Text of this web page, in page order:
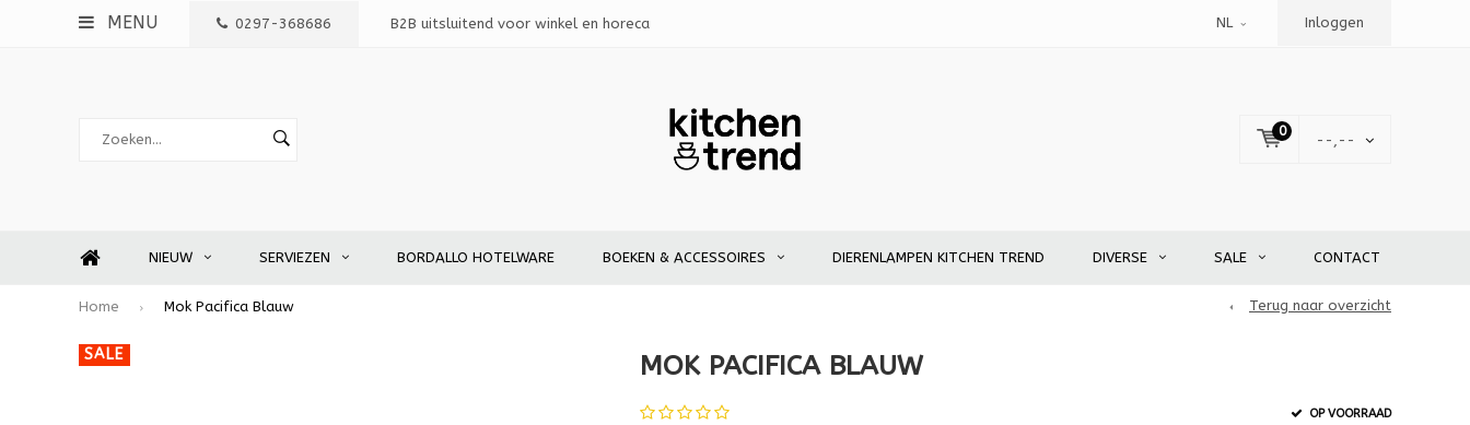
MENU 0297-368686 B2B uitsluitend voor winkel en horeca NL Inloggen
0
--,--
NIEUW SERVIEZEN BORDALLO HOTELWARE BOEKEN & ACCESSOIRES DIERENLAMPEN KITCHEN TREND DIVERSE SALE CONTACT
Home Mok Pacifica Blauw Terug naar overzicht
SALE MOK PACIFICA BLAUW
OP VOORRAAD